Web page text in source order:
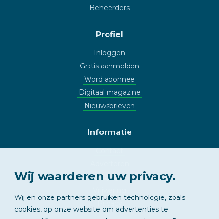
Beheerders
Profiel
Inloggen
Gratis aanmelden
Word abonnee
Digitaal magazine
Nieuwsbrieven
Informatie
Contact
Copyright
Wij waarderen uw privacy.
Wij en onze partners gebruiken technologie, zoals
cookies, op onze website om advertenties te